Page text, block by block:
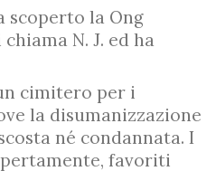
scoperto la Ong
N. J. ed ha
cimitero per i
la disumanizzazione
né condannata. I
favoriti